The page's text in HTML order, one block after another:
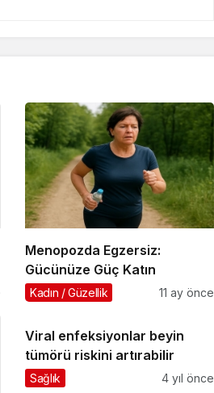
Menopozda Egzersiz:
Gücünüze Güç Katın
Kadın / Güzellik 11 ay önce
Viral enfeksiyonlar beyin
tümörü riskini artırabilir
Sağlık 4 yıl önce